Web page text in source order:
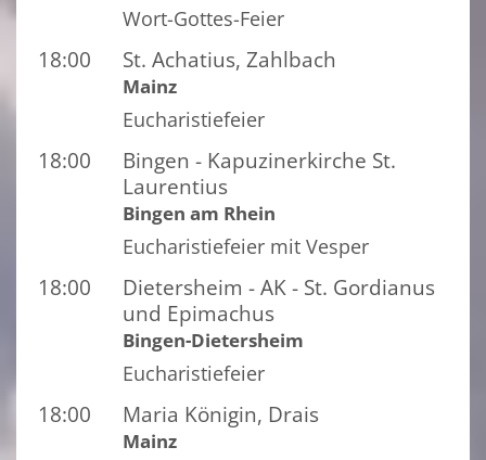
Wort-Gottes-Feier
18:00 St. Achatius, Zahlbach
Mainz
Eucharistiefeier
18:00
Bingen - Kapuzinerkirche St.
Laurentius
Bingen am Rhein
Eucharistiefeier mit Vesper
18:00
Dietersheim - AK - St. Gordianus
und Epimachus
Bingen-Dietersheim
Eucharistiefeier
18:00 Maria Königin, Drais
Mainz